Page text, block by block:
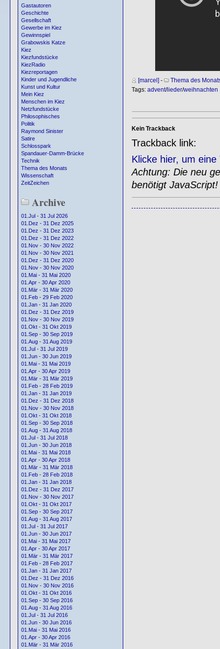
Gastautoren
Geschichte
Gesellschaft
Gewerbe im Kiez
Gewinnspiel
Grabowskis Katze
Kiez
Kiezfundstücke
KiezRadio
Kiezreportagen
Kinder und Jugendliche
Kunst und Kultur
Mein Kiez
Menschen im Kiez
Netzfundstücke
Philosophisches
Politik
Raymond Sinister
Satire
Schlosspark
Spandauer-Damm-Brücke
Technik
Thema des Monats
Wissenschaft
ZeitZeichen
Archive
01.Jul - 31 Jul 2026
01.Dez - 31 Dez 2025
01.Dez - 31 Dez 2023
01.Dez - 31 Dez 2022
01.Nov - 30 Nov 2022
01.Nov - 30 Nov 2021
01.Dez - 31 Dez 2020
01.Nov - 30 Nov 2020
01.Mai - 31 Mai 2020
01.Apr - 30 Apr 2020
01.Mär - 31 Mär 2020
01.Feb - 29 Feb 2020
01.Jan - 31 Jan 2020
01.Dez - 31 Dez 2019
01.Nov - 30 Nov 2019
01.Okt - 31 Okt 2019
01.Sep - 30 Sep 2019
01.Aug - 31 Aug 2019
01.Jul - 31 Jul 2019
01.Jun - 30 Jun 2019
01.Mai - 31 Mai 2019
01.Apr - 30 Apr 2019
01.Mär - 31 Mär 2019
01.Feb - 28 Feb 2019
01.Jan - 31 Jan 2019
01.Dez - 31 Dez 2018
01.Nov - 30 Nov 2018
01.Okt - 31 Okt 2018
01.Sep - 30 Sep 2018
01.Aug - 31 Aug 2018
01.Jul - 31 Jul 2018
01.Jun - 30 Jun 2018
01.Mai - 31 Mai 2018
01.Apr - 30 Apr 2018
01.Mär - 31 Mär 2018
01.Feb - 28 Feb 2018
01.Jan - 31 Jan 2018
01.Dez - 31 Dez 2017
01.Nov - 30 Nov 2017
01.Okt - 31 Okt 2017
01.Sep - 30 Sep 2017
01.Aug - 31 Aug 2017
01.Jul - 31 Jul 2017
01.Jun - 30 Jun 2017
01.Mai - 31 Mai 2017
01.Apr - 30 Apr 2017
01.Mär - 31 Mär 2017
01.Feb - 28 Feb 2017
01.Jan - 31 Jan 2017
01.Dez - 31 Dez 2016
01.Nov - 30 Nov 2016
01.Okt - 31 Okt 2016
01.Sep - 30 Sep 2016
01.Aug - 31 Aug 2016
01.Jul - 31 Jul 2016
01.Jun - 30 Jun 2016
01.Mai - 31 Mai 2016
01.Apr - 30 Apr 2016
01.Mär - 31 Mär 2016
[marcel]-
Thema des
Tags: advent/lieder/weihnachten
Kein Trackback
Trackback link:
Klicke hier, um
Achtung: Die neu
benötigt JavaScript!